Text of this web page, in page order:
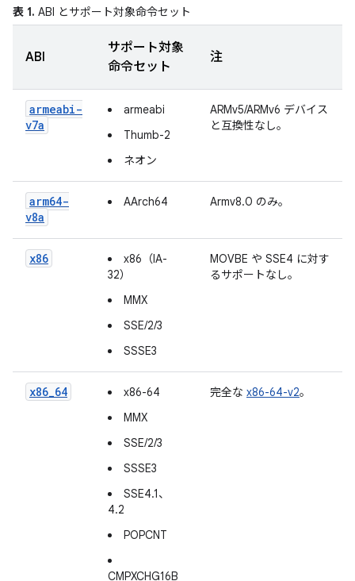
表 1. ABI とサポート対象命令セット
ABI
サポート対象
命令セット
注
armeabi-
v7a
armeabi
Thumb-2
ネオン
ARMv5/ARMv6 デバイス
と互換性なし。
arm64-
v8a
AArch64 Armv8.0 のみ。
x86
x86（IA-
32）
MMX
SSE/2/3
SSSE3
MOVBE や SSE4 に対す
るサポートなし。
x86_64
x86-64
MMX
SSE/2/3
SSSE3
SSE4.1、
4.2
POPCNT
CMPXCHG16B
完全な x86-64-v2。